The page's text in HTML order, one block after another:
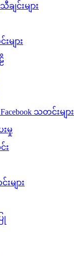
င်းများ
းများ
သတင်းများ
မှု
း
များ